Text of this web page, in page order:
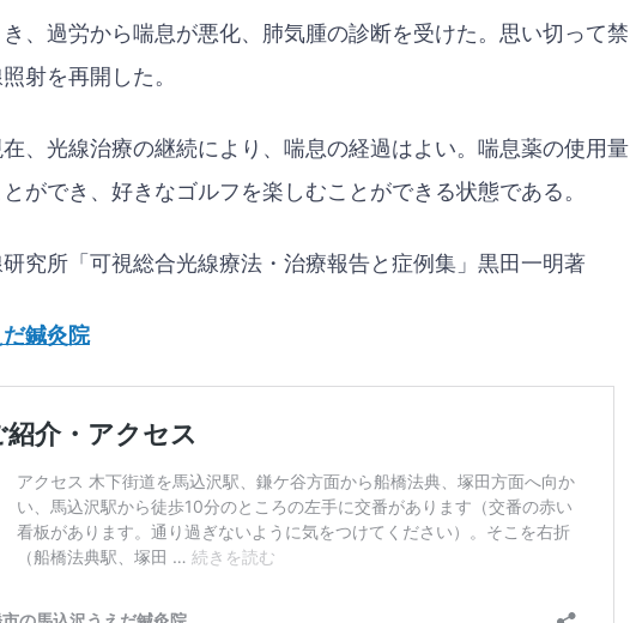
、過労から喘息が悪化、肺気腫の診断を受けた。思い切って禁
射を再開した。
、光線治療の継続により、喘息の経過はよい。喘息薬の使用量
ができ、好きなゴルフを楽しむことができる状態である。
研究所「可視総合光線療法・治療報告と症例集」黒田一明著
鍼灸院